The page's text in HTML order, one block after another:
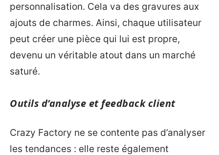
personnalisation. Cela va des gravures aux
ajouts de charmes. Ainsi, chaque utilisateur
peut créer une pièce qui lui est propre,
devenu un véritable atout dans un marché
saturé.
Outils d’analyse et feedback client
Crazy Factory ne se contente pas d’analyser
les tendances : elle reste également